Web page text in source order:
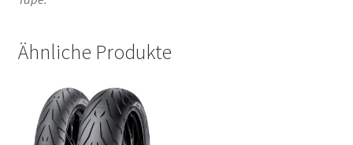
Ähnliche Produkte